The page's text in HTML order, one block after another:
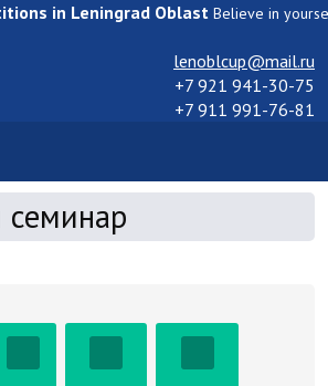
in Leningrad Oblast Believe in
lenoblcup@mail.ru
+7 921 941-30-75
+7 911 991-76-81
семинар